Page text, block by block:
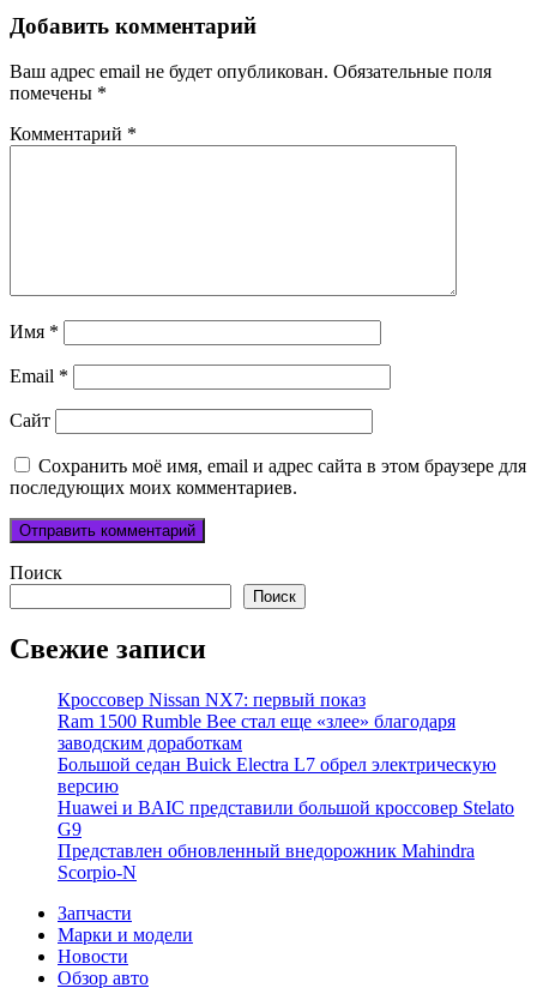
Добавить комментарий
Ваш адрес email не будет опубликован. Обязательные поля
помечены *
Комментарий *
Имя *
Email *
Сайт
Сохранить моё имя, email и адрес сайта в этом браузере для
последующих моих комментариев.
Поиск
Поиск
Свежие записи
Кроссовер Nissan NX7: первый показ
Ram 1500 Rumble Bee стал еще «злее» благодаря
заводским доработкам
Большой седан Buick Electra L7 обрел электрическую
версию
Huawei и BAIC представили большой кроссовер Stelato
G9
Представлен обновленный внедорожник Mahindra
Scorpio-N
Запчасти
Марки и модели
Новости
Обзор авто